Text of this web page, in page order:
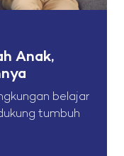
Anak,
belajar
tumbuh